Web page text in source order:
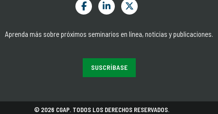
Aprenda más sobre próximos seminarios en línea, noticias y publicaciones.
SUSCRÍBASE
© 2026 CGAP. TODOS LOS DERECHOS RESERVADOS.